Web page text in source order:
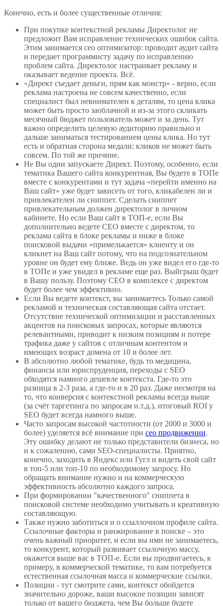
Конечно, есть и более существенные отличия:
При покупке контекстной рекламы Директолог не
предложит Вам исправление технических ошибок сайта.
Этим занимается сео оптимизатор: проводит аудит сайта
и передает программисту задачу по исправлению
проблем сайта. Директолог настраивает рекламу и
оказывает ведение проекта. Всё.
«Директ съедает деньги, прям как монстр» - верно, если
реклама настроена не совсем качественно, если
специалист был невнимателен к деталям, то цена клика
может быть просто заоблачной и из-за этого скликать
месячный бюджет пользователь может и за день. Тут
важно определить целевую аудиторию правильно и
дальше заниматься тестированием цены клика. Но тут
есть и обратная сторона медали: кликов не может быть
совсем. По той же причине.
Не Вы одни запускаете Директ. Поэтому, особенно, если
тематика Вашего сайта конкурентная, Вы будете в ТОПе
вместе с конкурентами и тут задача «перейти именно на
Ваш сайт» уже будет зависеть от того, кликабелен ли и
привлекателен ли сниппет. Сделать сниппет
привлекательным должен директолог в личном
кабинете. Но если Ваш сайт в ТОП-е, если Вы
дополнительно ведете СЕО вместе с директом, то
реклама сайта в блоке рекламы и ниже в блоке
поисковой выдачи «примелькается» клиенту и он
кликнет на Ваш сайт потому, что на подсознательном
уровне он будет ему ближе. Ведь он уже видел его где-то
в ТОПе и уже увидел в рекламе еще раз. Выйгрыш будет
в Вашу пользу. Поэтому СЕО в комплексе с директом
будет более чем эффективно.
Если Вы ведете контекст, вы занимаетесь Только самой
рекламой и техническая составляющая сайта отстает.
Отсутствие технической оптимизации и расставленных
акцентов на поисковых запросах, которые являются
релевантными, приводит к низким позициям и потере
трафика даже у сайтов с отличным контентом и
имеющих возраст домена от 10 и более лет.
В абсолютно любой тематике, будь то медицина,
финансы или юриспруденция, переходы с SEO
обходятся намного дешевле контекста. Где-то это
разница в 2-3 раза, а где-то и в 20 раз. Даже несмотря на
то, что конверсия с контекстной рекламы всегда выше
(за счёт таргетинга по запросам и.т.д.), итоговый ROI у
SEO будет всегда намного выше.
Часто запросам высокой частотности (от 2000 и 3000 и
более) уделяется всё внимание при сео продвижении.
Эту ошибку делают не только представители бизнеса, но
и к сожалению, сами SEO-специалисты. Приятно,
конечно, заходить в Яндекс или Гугл и видеть свой сайт
в топ-5 или топ-10 по необходимому запросу. Но
обращать внимание нужно и на коммерческую
эффективность абсолютно каждого запроса.
При формировании "качественного" сниппета в
поисковой системе необходимо учитывать и креативную
составляющую.
Также нужно заботиться и о ссыллочном профиле сайта.
Ссылочные факторы и ранжирование в поиске – это
очень важный приоритет, и если вы ими не занимаетесь,
то конкурент, который развивает ссылочную массу,
окажется выше вас в ТОП-е. Если вы продвигаетесь, к
примеру, в коммерческой тематике, то вам потребуется
естественная ссылочная масса и коммерческие ссылки.
Позиции - тут смотрите сами, контекст обойдется
значительно дороже, ваши высокие позиции зависят
только от вашего бюджета, чем Вы больше будете